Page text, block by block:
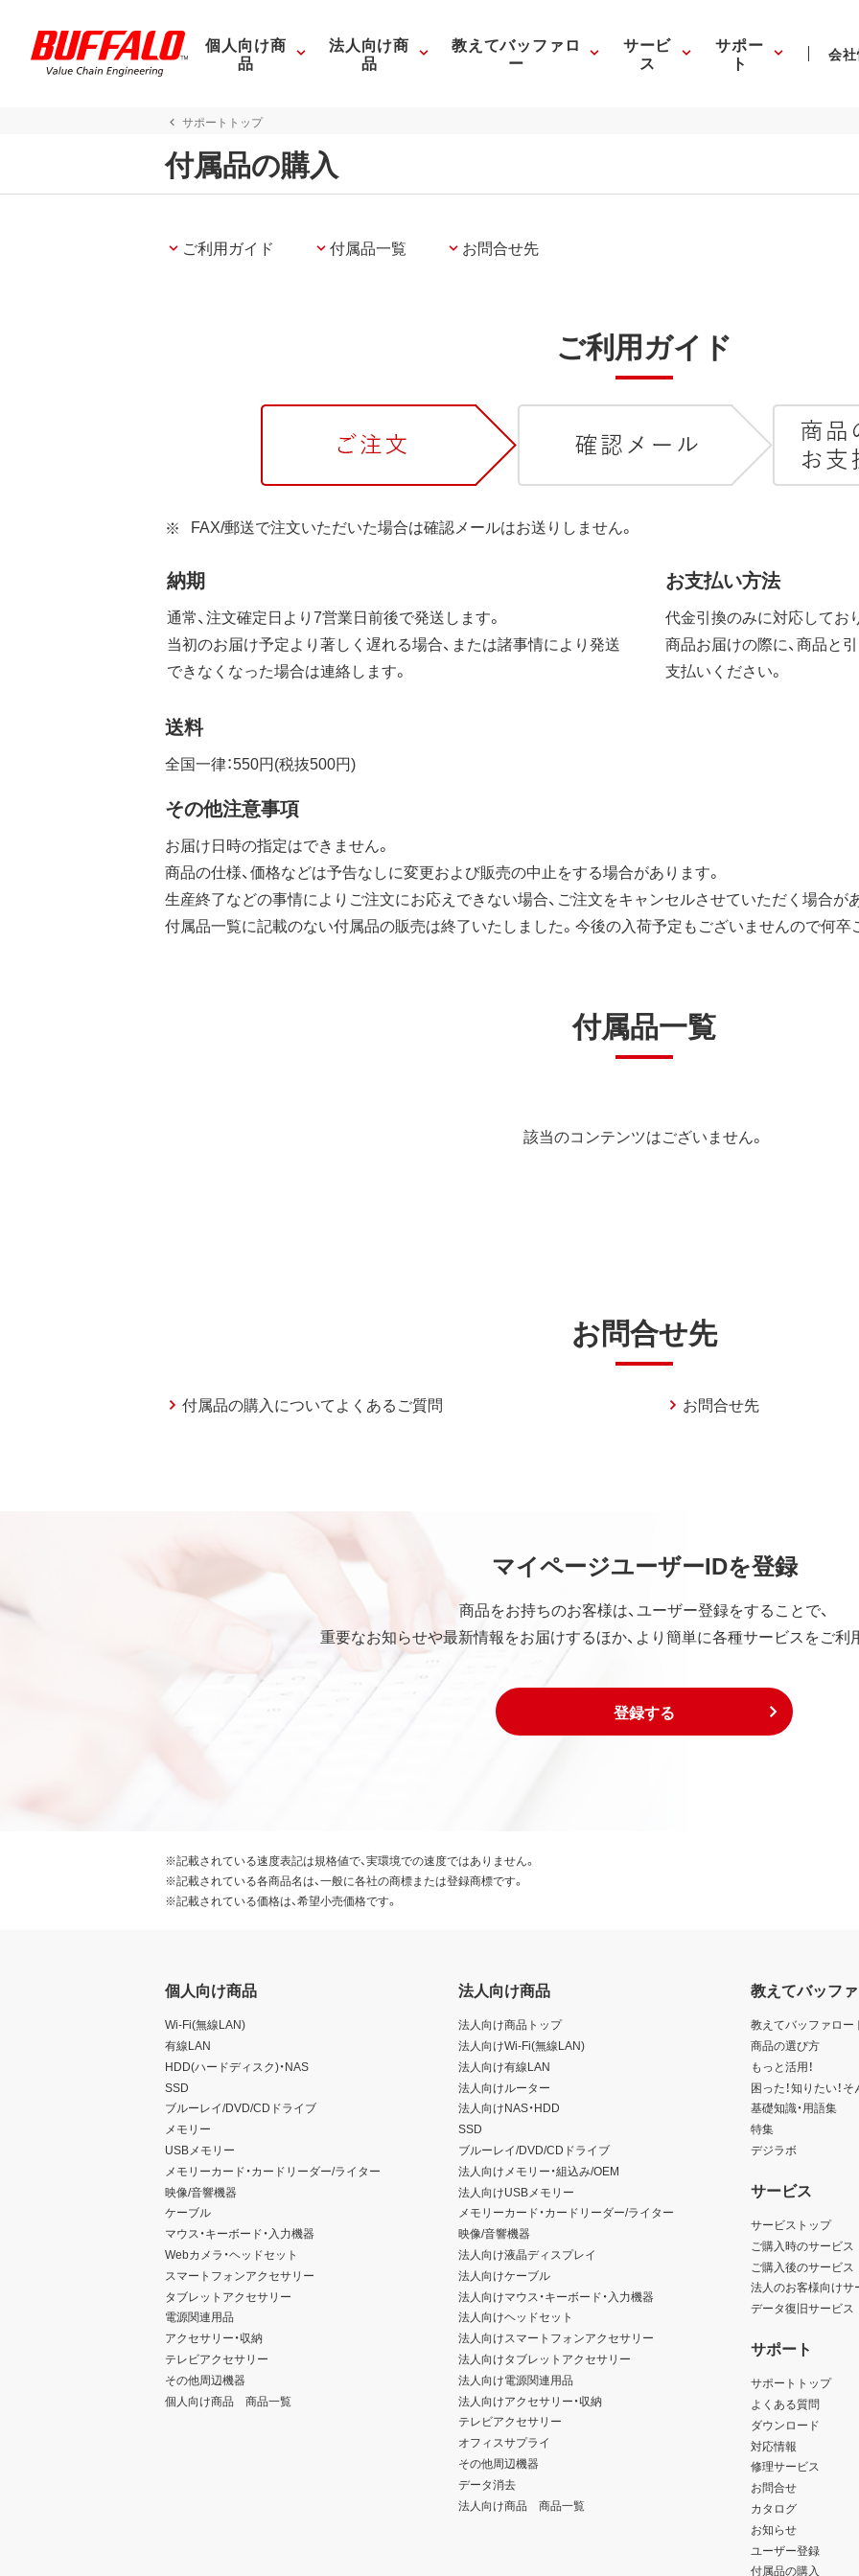
個人向け商
品
法人向け商
品
教えてバッファロ
ー
サービ
ス
サポー
ト 会
サポートトップ
付属品の購入
ご利用ガイド 付属品一覧 お問合せ先
ご利用ガイド
FAX/郵送で注文いただいた場合は確認メールはお送りしません。
納期
通常、注文確定日より7営業日前後で発送します。
当初のお届け予定より著しく遅れる場合、または諸事情により発送
できなくなった場合は連絡します。
お支払い方法
代金引換のみに対応してお
商品お届けの際に、商品と
支払いください。
送料
全国一律：550円(税抜500円)
その他注意事項
お届け日時の指定はできません。
商品の仕様、価格などは予告なしに変更および販売の中止をする場合があります。
生産終了などの事情によりご注文にお応えできない場合、ご注文をキャンセルさせていただく場合が
付属品一覧に記載のない付属品の販売は終了いたしました。今後の入荷予定もございませんので何卒
付属品一覧
該当のコンテンツはございません。
お問合せ先
付属品の購入についてよくあるご質問 お問合せ先
マイページユーザーIDを登録
商品をお持ちのお客様は、ユーザー登録をすることで、
重要なお知らせや最新情報をお届けするほか、より簡単に各種サービスをご利
登録する
※記載されている速度表記は規格値で、実環境での速度ではありません。
※記載されている各商品名は、一般に各社の商標または登録商標です。
※記載されている価格は、希望小売価格です。
個人向け商品
Wi-Fi(無線LAN)
有線LAN
HDD(ハードディスク)・NAS
SSD
ブルーレイ/DVD/CDドライブ
メモリー
USBメモリー
メモリーカード・カードリーダー/ライター
映像/音響機器
ケーブル
マウス・キーボード・入力機器
Webカメラ・ヘッドセット
スマートフォンアクセサリー
タブレットアクセサリー
電源関連用品
アクセサリー・収納
テレビアクセサリー
その他周辺機器
個人向け商品 商品一覧
法人向け商品
法人向け商品トップ
法人向けWi-Fi(無線LAN)
法人向け有線LAN
法人向けルーター
法人向けNAS・HDD
SSD
ブルーレイ/DVD/CDドライブ
法人向けメモリー・組込み/OEM
法人向けUSBメモリー
メモリーカード・カードリーダー/ライター
映像/音響機器
法人向け液晶ディスプレイ
法人向けケーブル
法人向けマウス・キーボード・入力機器
法人向けヘッドセット
法人向けスマートフォンアクセサリー
法人向けタブレットアクセサリー
法人向け電源関連用品
法人向けアクセサリー・収納
テレビアクセサリー
オフィスサプライ
その他周辺機器
データ消去
法人向け商品 商品一覧
教えてバッフ
教えてバッファロー
商品の選び方
もっと活用！
困った！知りたい！
基礎知識・用語集
特集
デジラボ
サービス
サービストップ
ご購入時のサービス
ご購入後のサービス
法人のお客様向けサ
データ復旧サービス
サポート
サポートトップ
よくある質問
ダウンロード
対応情報
修理サービス
お問合せ
カタログ
お知らせ
ユーザー登録
付属品の購入